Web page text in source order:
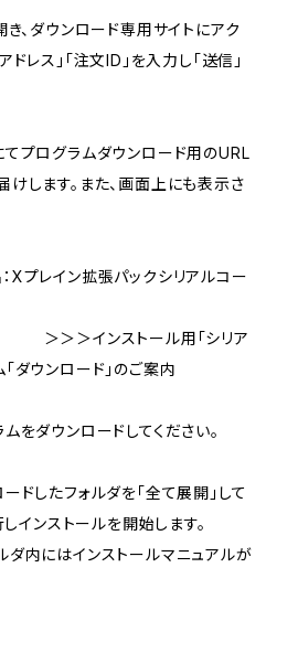
、ダウンロード専用サイトにアク
ドレス」「注文ID」を入力し「送信」
てプログラムダウンロード用のURL
けします。また、画面上にも表示さ
ン拡張パックシリアルコー
トール用「シリア
ダウンロード」のご案内
をダウンロードしてください。
ドしたフォルダを「全て展開」して
インストールを開始します。
ンストールマニュアルが